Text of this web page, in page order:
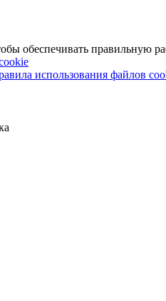
обеспечивать правильную
использования файлов